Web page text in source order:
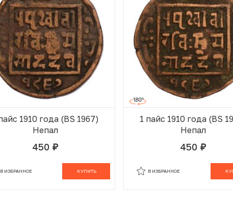
1910 года (BS 1967)
Непал
450 руб.
КУПИТЬ
В ИЗБРАННОЕ
1 пайс 1910 года (BS
Непал
450 руб.
В ИЗБРАННОЕ